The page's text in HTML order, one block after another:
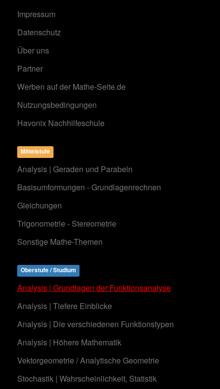
Impressum
Datenschutz
Über uns
Partner
Werben auf der Mathe-Seite.de
Nutzungsbedingungen
Havonix Nachhilfeschule
Mittelstufe
Analysis | Geraden und Parabeln
Basisumformungen - Grundlagenrechnen
Gleichungen
Trigonometrie - Stereometrie
Sonstige Mathe-Themen
Oberstufe / Studium
Analysis | Grundlagen der Funktionsanalyse
Analysis | Tiefere Einblicke
Analysis | Die verschiedenen Funktionstypen
Analysis | Höhere Mathematik
Vektorgeometrie / Analytische Geometrie
Stochastik | Wahrscheinlichkeit, Statistik